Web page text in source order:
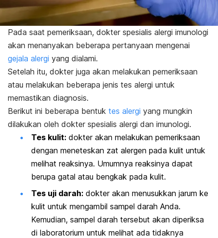
Pada saat pemeriksaan, dokter spesialis alergi imunologi
akan menanyakan beberapa pertanyaan mengenai
gejala alergi yang dialami.
Setelah itu, dokter juga akan melakukan pemeriksaan
atau melakukan beberapa jenis tes alergi untuk
memastikan diagnosis.
Berikut ini beberapa bentuk tes alergi yang mungkin
dilakukan oleh dokter spesialis alergi dan imunologi.
Tes kulit: dokter akan melakukan pemeriksaan
dengan meneteskan zat alergen pada kulit untuk
melihat reaksinya. Umumnya reaksinya dapat
berupa gatal atau bengkak pada kulit.
Tes uji darah: dokter akan menusukkan jarum ke
kulit untuk mengambil sampel darah Anda.
Kemudian, sampel darah tersebut akan diperiksa
di laboratorium untuk melihat ada tidaknya